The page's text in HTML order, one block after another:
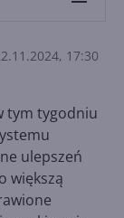
17:30
tym tygodniu
ulepszeń
większą